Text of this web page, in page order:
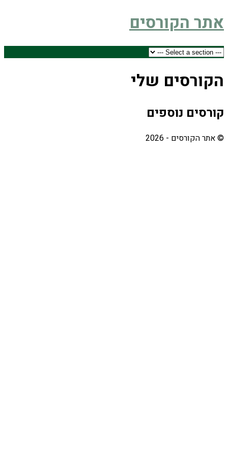
אתר הקורסים
הקורסים שלי
קורסים נוספים
© אתר הקורסים - 2026